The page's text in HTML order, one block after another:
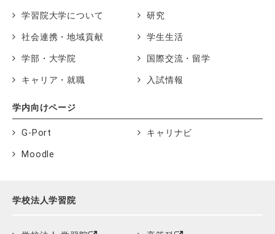
学習院大学について 研究
社会連携・地域貢献 学生生活
学部・大学院 国際交流・留学
キャリア・就職 入試情報
学内向けページ
G-Port キャリナビ
Moodle
学校法人学習院